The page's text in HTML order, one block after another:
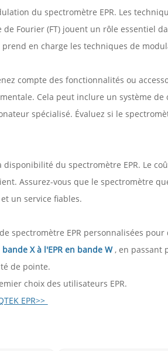
du spectromètre EPR. Les
Fourier (FT) jouent un rôle essentiel
en charge les techniques de
compte des fonctionnalités ou
Cela peut inclure un système
spécialisé. Évaluez si le
disponibilité du spectromètre EPR. Le
Assurez-vous que le spectromètre
un service fiables.
spectromètre EPR personnalisées
bande X à l'EPR en bande W, en passant
de pointe.
choix des utilisateurs EPR.
EPR>>